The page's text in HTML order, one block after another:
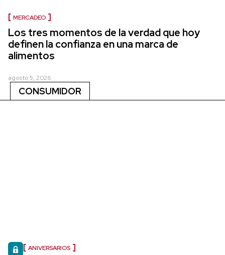
MERCADEO
Los tres momentos de la verdad que hoy
definen la confianza en una marca de
alimentos
agosto 5, 2026
CONSUMIDOR
ANIVERSARIOS